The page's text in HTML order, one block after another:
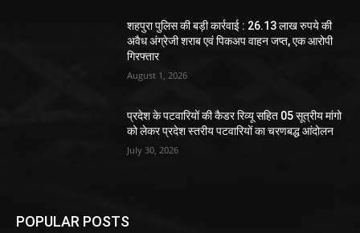
शहपुरा पुलिस की बड़ी कार्रवाई : 26.13 लाख रुपये की
अवैध अंग्रेजी शराब एवं पिकअप वाहन जप्त, एक आरोपी
गिरफ्तार
August 1, 2026
प्रदेश के पटवारियों की कैडर रिव्यू सहित 05 सूत्रीय मांगो
को लेकर प्रदेश स्तरीय पटवारियों का चरणबद्ध आंदोलन
July 30, 2026
POPULAR POSTS